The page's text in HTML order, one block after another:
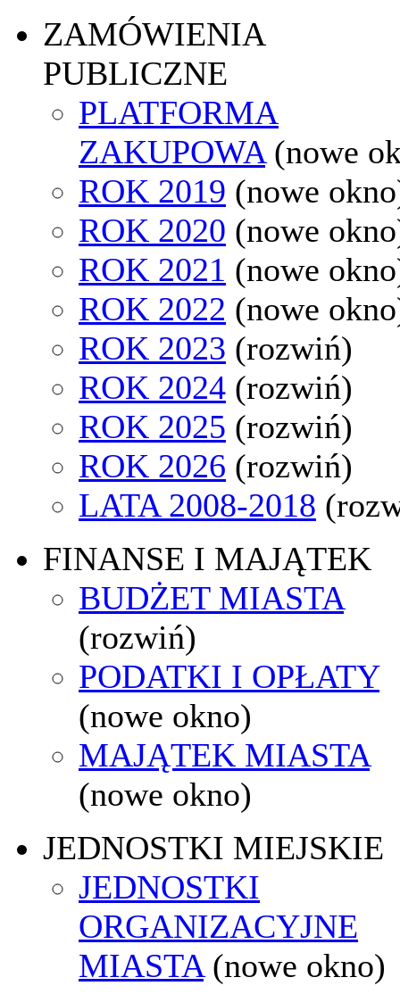
ZAMÓWIENIA
PUBLICZNE
PLATFORMA
ZAKUPOWA (nowe
ROK 2019 (nowe
ROK 2020 (nowe
ROK 2021 (nowe
ROK 2022 (nowe
ROK 2023 (rozwiń)
ROK 2024 (rozwiń)
ROK 2025 (rozwiń)
ROK 2026 (rozwiń)
LATA 2008-2018
FINANSE I MAJĄTEK
BUDŻET MIASTA
(rozwiń)
PODATKI I OPŁATY
(nowe okno)
MAJĄTEK MIASTA
(nowe okno)
JEDNOSTKI MIEJSKIE
JEDNOSTKI
ORGANIZACYJNE
MIASTA (nowe okno)